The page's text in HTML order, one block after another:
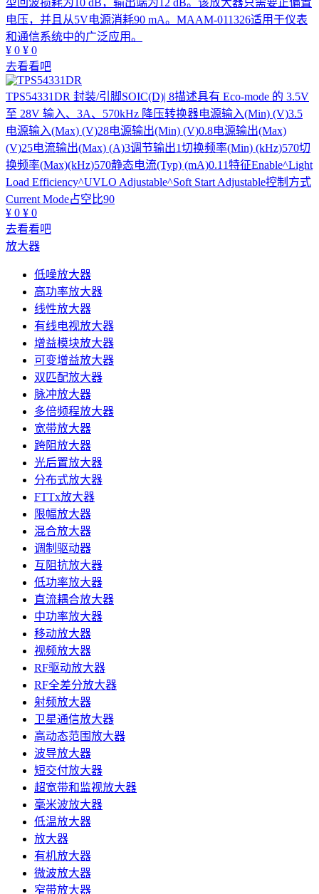
型回波损耗为10 dB，输出端为12 dB。该放大器只需要正偏置
电压，并且从5V电源消耗90 mA。MAAM-011326适用于仪表
和通信系统中的广泛应用。
¥ 0 ¥ 0
去看看吧
TPS54331DR 封装/引脚SOIC(D)| 8描述具有 Eco-mode 的 3.5V
至 28V 输入、3A、570kHz 降压转换器电源输入(Min) (V)3.5
电源输入(Max) (V)28电源输出(Min) (V)0.8电源输出(Max)
(V)25电流输出(Max) (A)3调节输出1切换频率(Min) (kHz)570切
换频率(Max)(kHz)570静态电流(Typ) (mA)0.11特征Enable^Light
Load Efficiency^UVLO Adjustable^Soft Start Adjustable控制方式
Current Mode占空比90
¥ 0 ¥ 0
去看看吧
放大器
低噪放大器
高功率放大器
线性放大器
有线电视放大器
增益模块放大器
可变增益放大器
双匹配放大器
脉冲放大器
多倍频程放大器
宽带放大器
跨阻放大器
光后置放大器
分布式放大器
FTTx放大器
限幅放大器
混合放大器
调制驱动器
互阻抗放大器
低功率放大器
直流耦合放大器
中功率放大器
移动放大器
视频放大器
RF驱动放大器
RF全差分放大器
射频放大器
卫星通信放大器
高动态范围放大器
波导放大器
短交付放大器
超宽带和监视放大器
毫米波放大器
低温放大器
放大器
有机放大器
微波放大器
窄带放大器